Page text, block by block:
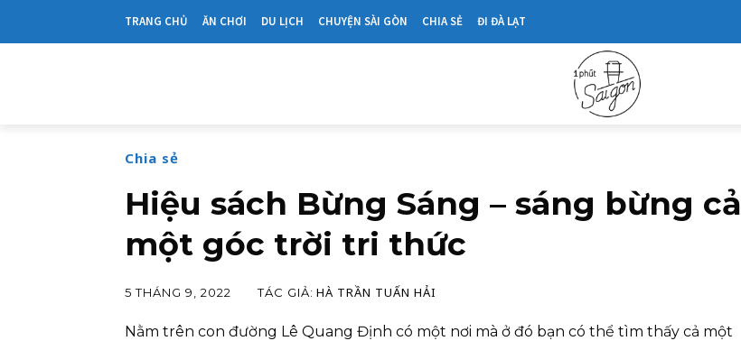
TRANG CHỦ ĂN CHƠI DU LỊCH CHUYỆN SÀI GÒN CHIA SẺ ĐI ĐÀ LẠT
Chia sẻ
Hiệu sách Bừng Sáng – sáng bừng cả
một góc trời tri thức
5 THÁNG 9, 2022 TÁC GIẢ: HÀ TRẦN TUẤN HẢI
Nằm trên con đường Lê Quang Định có một nơi mà ở đó bạn có thể tìm thấy cả một